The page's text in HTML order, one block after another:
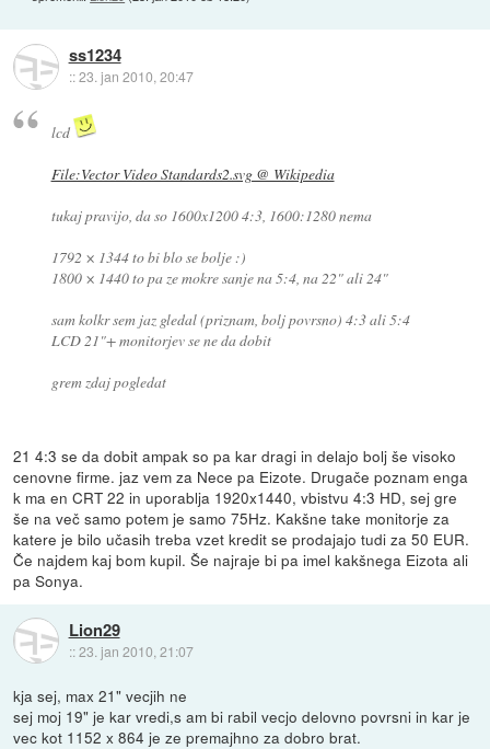
ss1234
::23. jan 2010, 20:47
lcd
File:Vector Video Standards2.svg @ Wikipedia
tukaj pravijo, da so 1600x1200 4:3, 1600:1280 nema
1792 × 1344 to bi blo se bolje :)
1800 × 1440 to pa ze mokre sanje na 5:4, na 22" ali 24"
sam kolkr sem jaz gledal (priznam, bolj povrsno) 4:3 ali 5:4
LCD 21"+ monitorjev se ne da dobit
grem zdaj pogledat
21 4:3 se da dobit ampak so pa kar dragi in delajo bolj še visoko
cenovne firme. jaz vem za Nece pa Eizote. Drugače poznam enga
k ma en CRT 22 in uporablja 1920x1440, vbistvu 4:3 HD, sej gre
še na več samo potem je samo 75Hz. Kakšne take monitorje za
katere je bilo učasih treba vzet kredit se prodajajo tudi za 50 EUR.
Če najdem kaj bom kupil. Še najraje bi pa imel kakšnega Eizota ali
pa Sonya.
Lion29
::23. jan 2010, 21:07
kja sej, max 21" vecjih ne
sej moj 19" je kar vredi,s am bi rabil vecjo delovno povrsni in kar je
vec kot 1152 x 864 je ze premajhno za dobro brat.